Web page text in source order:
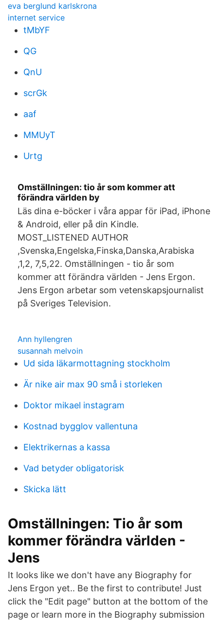
eva berglund karlskrona
internet service
tMbYF
QG
QnU
scrGk
aaf
MMUyT
Urtg
Omställningen: tio år som kommer att
förändra världen by
Läs dina e-böcker i våra appar för iPad, iPhone
& Android, eller på din Kindle.
MOST_LISTENED AUTHOR
,Svenska,Engelska,Finska,Danska,Arabiska
,1,2, 7,5,22. Omställningen - tio år som
kommer att förändra världen - Jens Ergon.
Jens Ergon arbetar som vetenskapsjournalist
på Sveriges Television.
Ann hyllengren
susannah melvoin
Ud sida läkarmottagning stockholm
Är nike air max 90 små i storleken
Doktor mikael instagram
Kostnad bygglov vallentuna
Elektrikernas a kassa
Vad betyder obligatorisk
Skicka lätt
Omställningen: Tio år som
kommer förändra världen -
Jens
It looks like we don't have any Biography for
Jens Ergon yet.. Be the first to contribute! Just
click the "Edit page" button at the bottom of the
page or learn more in the Biography submission